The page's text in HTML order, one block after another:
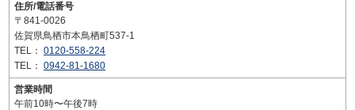
住所/電話番号
〒841-0026
佐賀県鳥栖市本鳥栖町537-1
TEL： 0120-558-224
TEL： 0942-81-1680
営業時間
午前10時〜午後7時